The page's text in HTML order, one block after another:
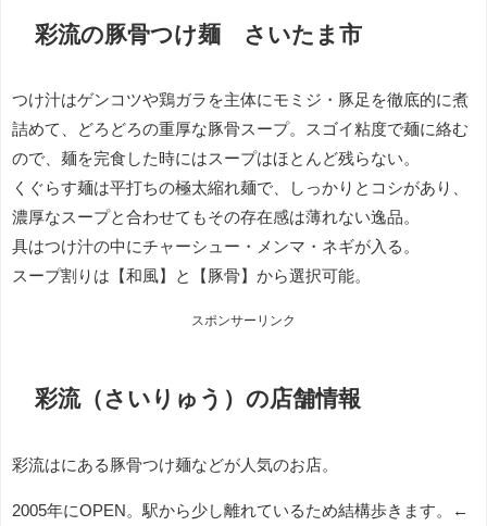
彩流の豚骨つけ麺 さいたま市
つけ汁はゲンコツや鶏ガラを主体にモミジ・豚足を徹底的に煮
詰めて、どろどろの重厚な豚骨スープ。スゴイ粘度で麺に絡む
ので、麺を完食した時にはスープはほとんど残らない。
くぐらす麺は平打ちの極太縮れ麺で、しっかりとコシがあり、
濃厚なスープと合わせてもその存在感は薄れない逸品。
具はつけ汁の中にチャーシュー・メンマ・ネギが入る。
スープ割りは【和風】と【豚骨】から選択可能。
スポンサーリンク
彩流（さいりゅう）の店舗情報
彩流はにある豚骨つけ麺などが人気のお店。
2005年にOPEN。駅から少し離れているため結構歩きます。←